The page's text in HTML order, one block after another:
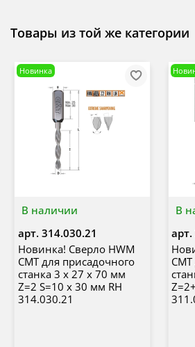
Товары из той же категории
В наличии
Новинка
арт. 314.030.21
Новинка! Сверло HWM
CMT для присадочного
станка 3 x 27 x 70 мм
Z=2 S=10 x 30 мм RH
314.030.21
В
арт.